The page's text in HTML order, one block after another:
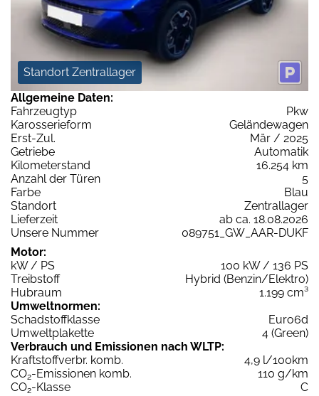
Standort Zentrallager
Allgemeine Daten:
Fahrzeugtyp
Pkw
Karosserieform
Geländewagen
Erst-Zul.
Mär / 2025
Getriebe
Automatik
Kilometerstand
16.254 km
Anzahl der Türen
5
Farbe
Blau
Standort
Zentrallager
Lieferzeit
ab ca. 18.08.2026
Unsere Nummer
089751_GW_AAR-DUKF
Motor:
kW / PS
100 kW / 136 PS
Treibstoff
Hybrid (Benzin/Elektro)
Hubraum
1.199 cm³
Umweltnormen:
Schadstoffklasse
Euro6d
Umweltplakette
4 (Green)
Verbrauch und Emissionen nach WLTP:
Kraftstoffverbr. komb.
4,9 l/100km
CO2-Emissionen komb.
110 g/km
CO2-Klasse
C